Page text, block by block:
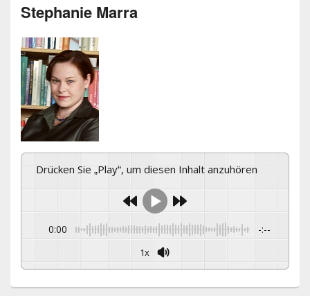
Stephanie Marra
Drücken Sie „Play“, um diesen Inhalt anzuhören
0:00 -:--
1x